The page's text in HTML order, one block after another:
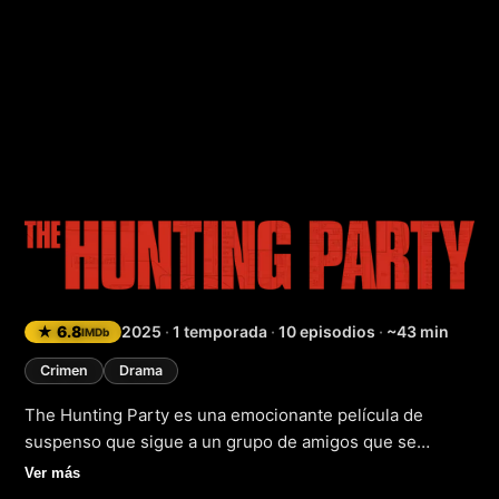
The Hunting Party
★ 6.8IMDb 2025 · 1 temporada · 10 episodios · ~43 min
Crimen Drama
The Hunting Party es una emocionante película de
suspenso que sigue a un grupo de amigos que se
reúnen en una cabaña aislada en el bosque para
Ver más